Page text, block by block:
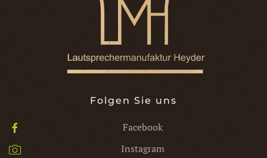
Folgen Sie uns
Facebook
Instagram